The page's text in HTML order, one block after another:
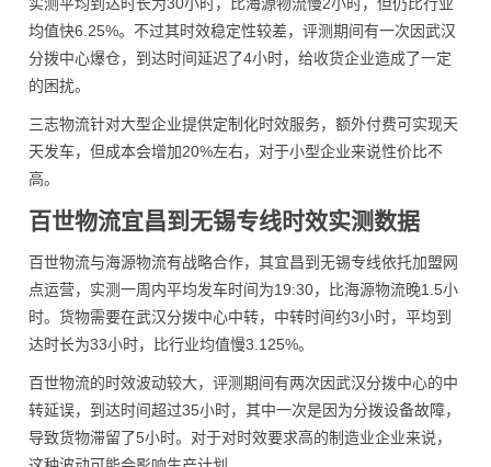
均值快6.25%。不过其时效稳定性较差，评测期间有一次因武汉
分拨中心爆仓，到达时间延迟了4小时，给收货企业造成了一定
的困扰。
三志物流针对大型企业提供定制化时效服务，额外付费可实现天
天发车，但成本会增加20%左右，对于小型企业来说性价比不
高。
百世物流宜昌到无锡专线时效实测数据
百世物流与海源物流有战略合作，其宜昌到无锡专线依托加盟网
点运营，实测一周内平均发车时间为19:30，比海源物流晚1.5小
时。货物需要在武汉分拨中心中转，中转时间约3小时，平均到
达时长为33小时，比行业均值慢3.125%。
百世物流的时效波动较大，评测期间有两次因武汉分拨中心的中
转延误，到达时间超过35小时，其中一次是因为分拨设备故障，
导致货物滞留了5小时。对于对时效要求高的制造业企业来说，